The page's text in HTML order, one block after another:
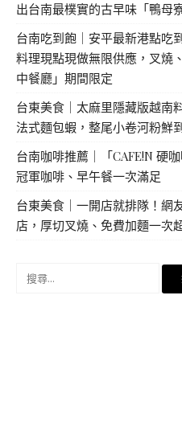
出台南最樸實的古早味「鴨母
台南吃到飽｜安平最新港點吃
料理現點現做無限供應，叉燒
中餐廳」期間限定
台東美食｜太麻里隱藏版越南
法式麵包蝦，整尾小卷河粉鮮
台南咖啡推薦｜「CAFE!N 硬
冠軍咖啡、早午餐一次滿足
台東美食｜一開店就排隊！網
店，厚切叉燒、免費加麵一次